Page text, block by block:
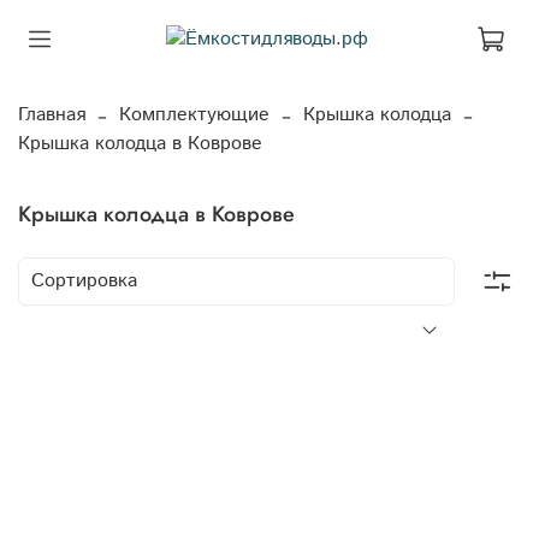
Главная Комплектующие
Крышка колодца
Крышка колодца в Коврове
Крышка колодца в Коврове